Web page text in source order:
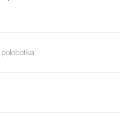
polobotka